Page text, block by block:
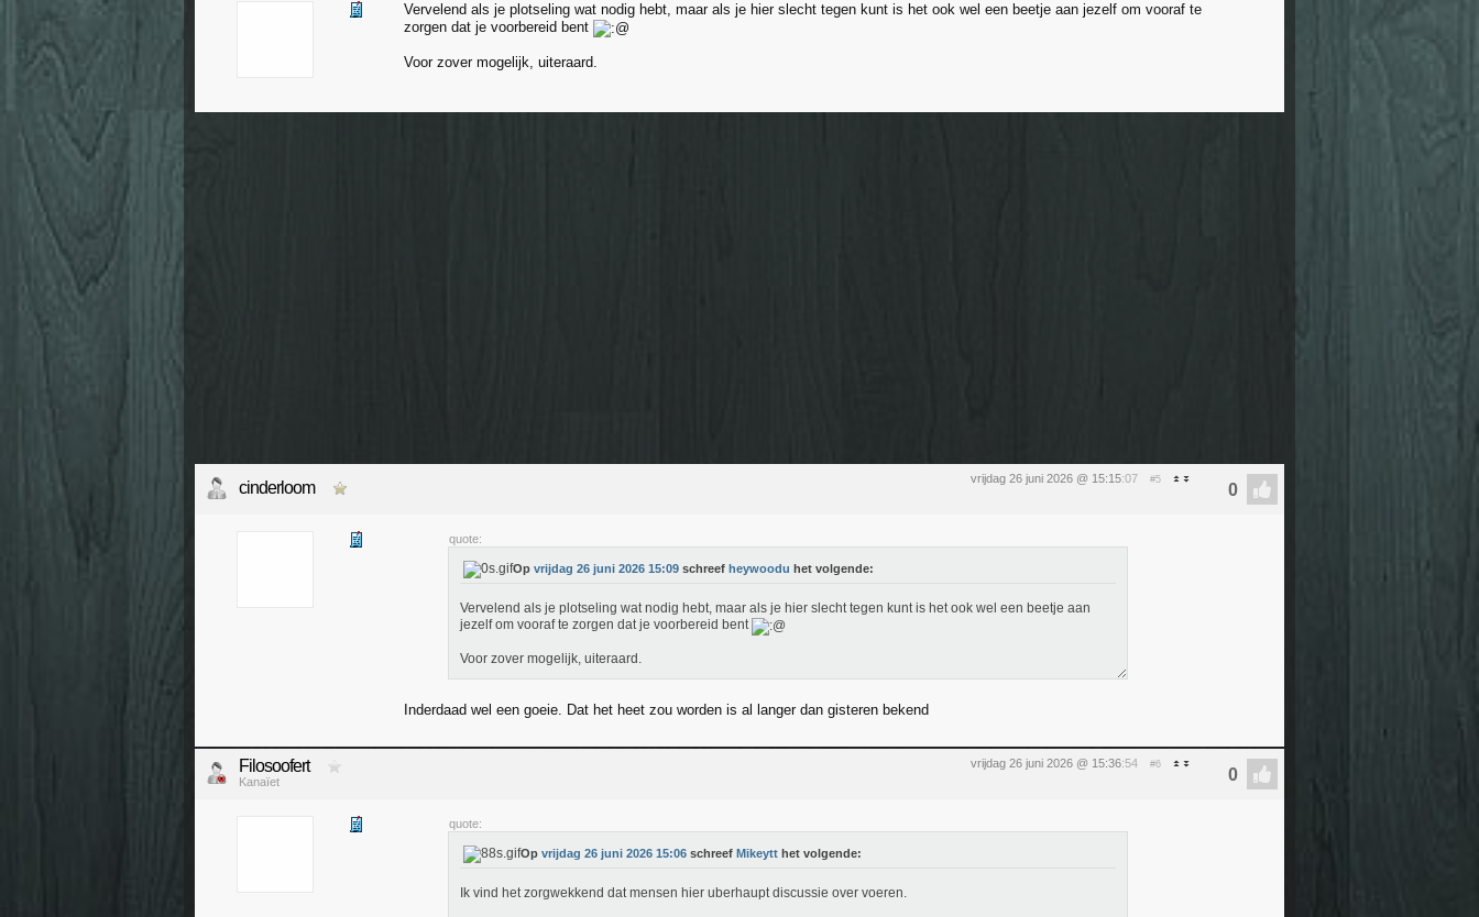
Vervelend als je plotseling wat nodig hebt, maar als je hier slecht tegen kunt is het ook wel een beetje aan jezelf om vooraf te
zorgen dat je voorbereid bent
Voor zover mogelijk, uiteraard.
vrijdag 26 juni 2026 @ 15:15:07 #5
cinderloom
quote:
Op vrijdag 26 juni 2026 15:09 schreef heywoodu het volgende:
Vervelend als je plotseling wat nodig hebt, maar als je hier slecht tegen kunt is het ook wel een beetje aan
jezelf om vooraf te zorgen dat je voorbereid bent
Voor zover mogelijk, uiteraard.
Inderdaad wel een goeie. Dat het heet zou worden is al langer dan gisteren bekend
vrijdag 26 juni 2026 @ 15:36:54 #6
Filosoofert
Kanaïet
quote:
Op vrijdag 26 juni 2026 15:06 schreef Mikeytt het volgende:
Ik vind het zorgwekkend dat mensen hier uberhaupt discussie over voeren.